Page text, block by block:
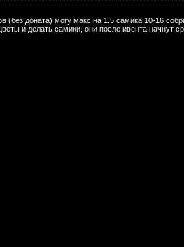
(без доната) могу макс на 1.5 самика 10-16
и делать самики, они после ивента начнут